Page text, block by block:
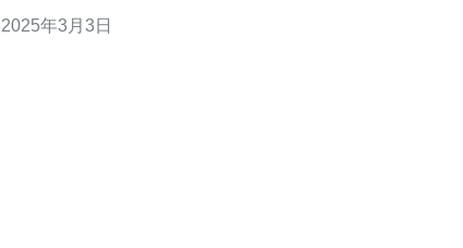
计算和存储技术，为用户提供高效的云计算服务。服务器
2025年3月3日